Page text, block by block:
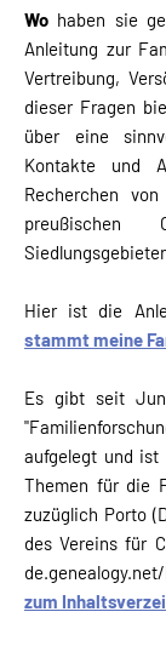
Wo haben sie
Anleitung zur
Vertreibung,
dieser Fragen
über eine
Kontakte und
Recherchen
preußischen
Hier ist die
stammt meine
Es gibt seit
aufgelegt und ist
Themen für die
zuzüglich Porto
des Vereins für
zum